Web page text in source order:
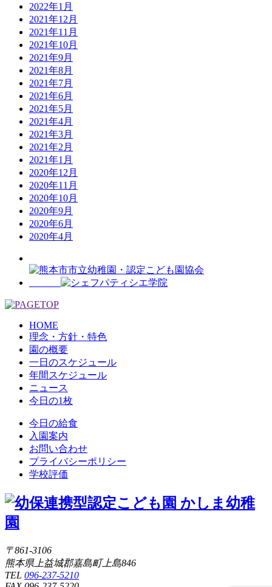
2022年1月
2021年12月
2021年11月
2021年10月
2021年9月
2021年8月
2021年7月
2021年6月
2021年5月
2021年4月
2021年3月
2021年2月
2021年1月
2020年12月
2020年11月
2020年10月
2020年9月
2020年6月
2020年4月
HOME
理念・方針・特色
園の概要
一日のスケジュール
年間スケジュール
ニュース
今日の1枚
今日の給食
入園案内
お問い合わせ
プライバシーポリシー
学校評価
〒861-3106
熊本県上益城郡嘉島町上島846
TEL 096-237-5210